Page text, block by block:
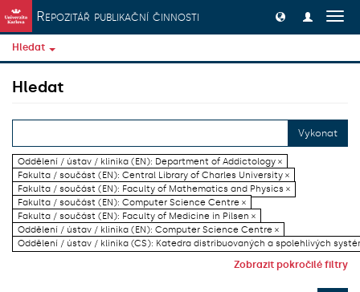
Přeskočit na obsah
Repozitář publikační činnosti
Hledat
Hledat
Vykonat
Oddělení / ústav / klinika (EN): Department of Addictology ×
Fakulta / součást (EN): Central Library of Charles University ×
Fakulta / součást (EN): Faculty of Mathematics and Physics ×
Fakulta / součást (EN): Computer Science Centre ×
Fakulta / součást (EN): Faculty of Medicine in Pilsen ×
Oddělení / ústav / klinika (EN): Computer Science Centre ×
Oddělení / ústav / klinika (CS): Katedra distribuovaných a spolehlivých
Zobrazit pokročilé filtry